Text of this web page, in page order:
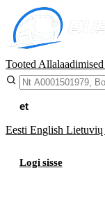
Tooted Allalaadimised
et
Eesti English Lietuvių
Logi sisse